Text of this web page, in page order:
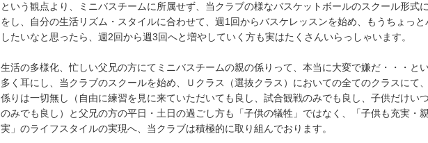
という観点より、ミニバスチームに所属せず、当クラブの様なバスケットボールのスクール形式
をし、自分の生活リズム・スタイルに合わせて、週1回からバスケレッスンを始め、もうちょっと
したいなと思ったら、週2回から週3回へと増やしていく方も実はたくさんいらっしゃいます。
生活の多様化、忙しい父兄の方にてミニバスチームの親の係りって、本当に大変で嫌だ・・・と
多く耳にし、当クラブのスクールを始め、Ｕクラス（選抜クラス）においての全てのクラスにて
係りは一切無し（自由に練習を見に来ていただいても良し、試合観戦のみでも良し、子供だけい
のみでも良し）と父兄の方の平日・土日の過ごし方も「子供の犠牲」ではなく、「子供も充実・
実」のライフスタイルの実現へ、当クラブは積極的に取り組んでおります。